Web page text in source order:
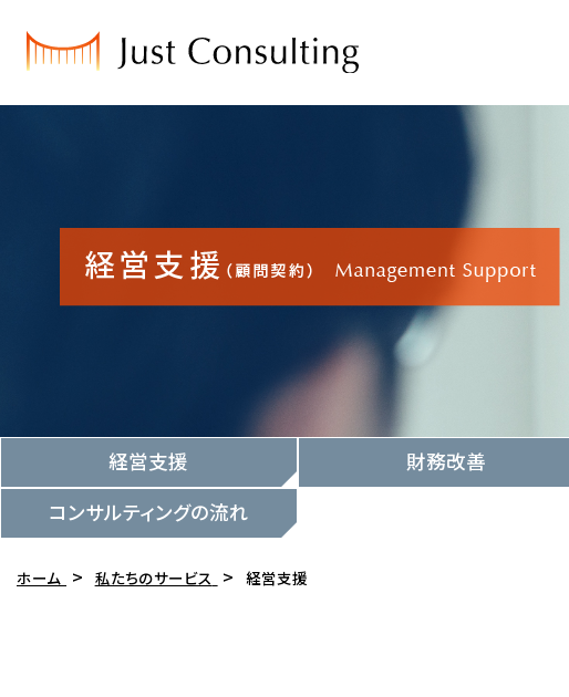
経営支援 財務改善
コンサルティングの流れ
ホーム 私たちのサービス 経営支援